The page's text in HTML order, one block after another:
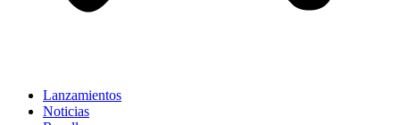
Lanzamientos
Noticias